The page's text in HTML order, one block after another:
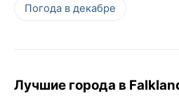
Погода в декабре
Лучшие города в